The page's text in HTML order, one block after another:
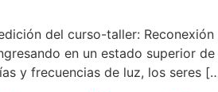
del curso-taller:
en un estado superior
y frecuencias de luz, los seres